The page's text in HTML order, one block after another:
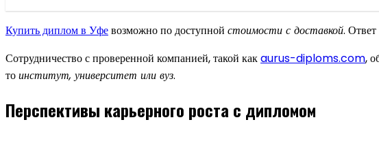
Купить диплом в Уфевозможно по доступной стоимости с доставкой.
Сотрудничество с проверенной компанией, такой какaurus-diploms.com,
тоинститут, университет или вуз.
Перспективы карьерного роста с дипломом